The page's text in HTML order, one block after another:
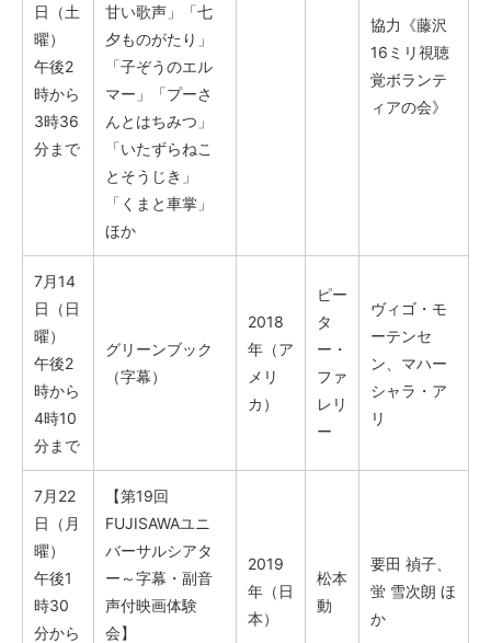
日（土
曜）
午後2
時から
3時36
分まで
甘い歌声」「七
夕ものがたり」
「子ぞうのエル
マー」「プーさ
んとはちみつ」
「いたずらねこ
とそうじき」
「くまと車掌」
ほか
協力《藤沢
16ミリ視聴
覚ボランテ
ィアの会》
7月14
日（日
曜）
午後2
時から
4時10
分まで
グリーンブック
（字幕）
2018
年（ア
メリ
カ）
ピー
タ
ー・
ファ
レリ
ー
ヴィゴ・モ
ーテンセ
ン、マハー
シャラ・ア
リ
7月22
日（月
曜）
午後1
時30
分から
【第19回
FUJISAWAユニ
バーサルシアタ
ー～字幕・副音
声付映画体験
会】
2019
年（日
本）
松本
動
要田 禎子、
蛍 雪次朗 ほ
か